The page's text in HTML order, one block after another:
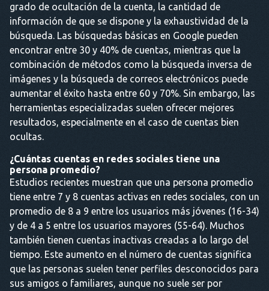
grado de ocultación de la cuenta, la cantidad de
información de que se dispone y la exhaustividad de la
búsqueda. Las búsquedas básicas en Google pueden
encontrar entre 30 y 40% de cuentas, mientras que la
combinación de métodos como la búsqueda inversa de
imágenes y la búsqueda de correos electrónicos puede
aumentar el éxito hasta entre 60 y 70%. Sin embargo, las
herramientas especializadas suelen ofrecer mejores
resultados, especialmente en el caso de cuentas bien
ocultas.
¿Cuántas cuentas en redes sociales tiene una
persona promedio?
Estudios recientes muestran que una persona promedio
tiene entre 7 y 8 cuentas activas en redes sociales, con un
promedio de 8 a 9 entre los usuarios más jóvenes (16-34)
y de 4 a 5 entre los usuarios mayores (55-64). Muchos
también tienen cuentas inactivas creadas a lo largo del
tiempo. Este aumento en el número de cuentas significa
que las personas suelen tener perfiles desconocidos para
sus amigos o familiares, aunque no suele ser por